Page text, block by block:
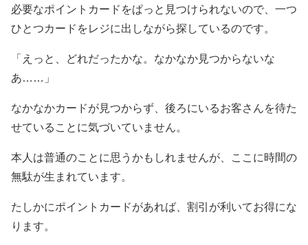
必要なポイントカードをぱっと見つけられないので、一つ
ひとつカードをレジに出しながら探しているのです。
「えっと、どれだったかな。なかなか見つからないな
あ……」
なかなかカードが見つからず、後ろにいるお客さんを待た
せていることに気づいていません。
本人は普通のことに思うかもしれませんが、ここに時間の
無駄が生まれています。
たしかにポイントカードがあれば、割引が利いてお得にな
ります。